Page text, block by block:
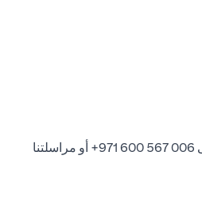
006 567 600 971+
أو مراسلتنا